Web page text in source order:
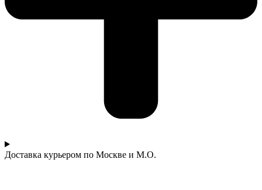
Доставка курьером по Москве и М.О.